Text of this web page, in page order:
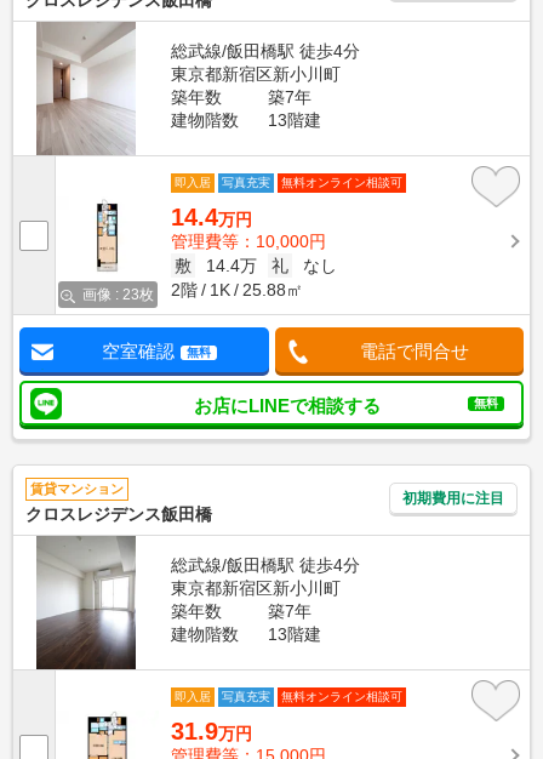
総武線/飯田橋駅 徒歩4分
東京都新宿区新小川町
築年数
築7年
建物階数
13階建
画像 : 23枚
即入居 写真充実 無料オンライン相談可
14.4万円
管理費等：10,000円
敷
14.4万 礼
なし
2階
1K 25.88㎡
空室確認 無料 電話で問合せ
お店にLINEで相談する 無料
賃貸マンション
クロスレジデンス飯田橋
初期費用に注目
総武線/飯田橋駅 徒歩4分
東京都新宿区新小川町
築年数
築7年
建物階数
13階建
即入居 写真充実 無料オンライン相談可
31.9万円